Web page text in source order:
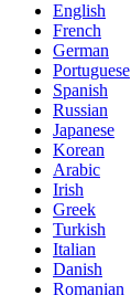
English
French
German
Portuguese
Spanish
Russian
Japanese
Korean
Arabic
Irish
Greek
Turkish
Italian
Danish
Romanian